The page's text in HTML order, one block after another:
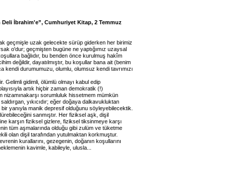
Deli İbrahim'e”, Cumhuriyet Kitap, 2 Temmuz
geçmişle uzak gelecekte sürüp giderken her birimiz
o'dur; geçmişten bugüne ne yaptığımız uzaysal
bağlıdır, bu benden önce kurulmuş hakîm
değildir, dayatılmıştır, bu koşullar bana ait (benim
kendi durumumuzu, olumlu, olumsuz kendi tavrımızı
Gelimli gidimli, ölümlü olmayı kabul edip
artık hiçbir zaman demokratik (!)
nizamınakarşı sorumluluk hissetmem mümkün
yıkıcıdır; eğer doğaya dalkavukluktan
yanıyla manik depresif olduğunu söyleyebilecektik.
sanmıştır. Her fiziksel aşk, dişil
karşın fiziksel gizlere, fiziksel tiksinmeye karşı
tüm aşmalarında olduğu gibi zulüm ve tüketme
olan dişil tarafından yutulmaktan korkmuştur.
kurallarını, gezegenin, doğanın koşullarını
kavimle, kabileyle, ulusla...